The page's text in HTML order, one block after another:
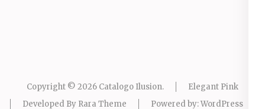
Copyright © 2026 Catalogo Ilusion.
Elegant Pink
Developed By Rara Theme Powered by:WordPress